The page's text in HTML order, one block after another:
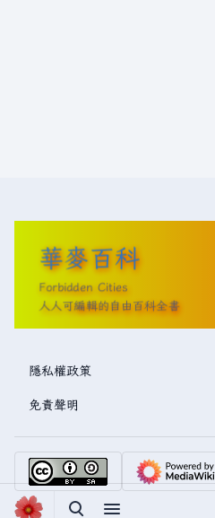
華麥百科
Forbidden Cities
人人可編輯的自由百科全書
隱私權政策
免責聲明